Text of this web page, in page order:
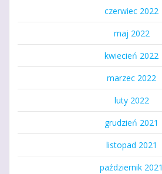
czerwiec 2022
maj 2022
kwiecień 2022
marzec 2022
luty 2022
grudzień 2021
listopad 2021
październik 2021